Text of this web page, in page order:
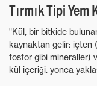
Tırmık Tipi
"Kül, bir bitkide
kaynaktan gelir: içten
fosfor gibi mineraller)
kül içeriği. yonca